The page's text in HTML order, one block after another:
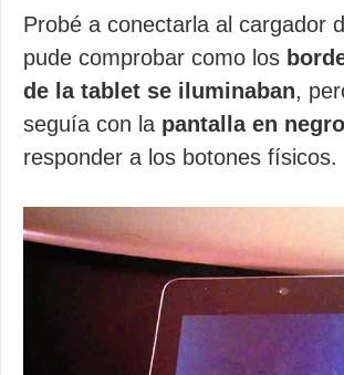
Probé a conectarla al cargador
pude comprobar como los
de la tablet se iluminaban,
seguía con la pantalla en negro
responder a los botones físicos.